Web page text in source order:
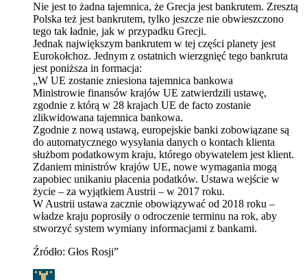
Nie jest to żadna tajemnica, że Grecja jest bankrutem. Zresztą
Polska też jest bankrutem, tylko jeszcze nie obwieszczono
tego tak ładnie, jak w przypadku Grecji.
Jednak największym bankrutem w tej części planety jest
Eurokołchoz. Jednym z ostatnich wierzgnięć tego bankruta
jest poniższa in formacja:
„W UE zostanie zniesiona tajemnica bankowa
Ministrowie finansów krajów UE zatwierdzili ustawę,
zgodnie z którą w 28 krajach UE de facto zostanie
zlikwidowana tajemnica bankowa.
Zgodnie z nową ustawą, europejskie banki zobowiązane są
do automatycznego wysyłania danych o kontach klienta
służbom podatkowym kraju, którego obywatelem jest klient.
Zdaniem ministrów krajów UE, nowe wymagania mogą
zapobiec unikaniu płacenia podatków. Ustawa wejście w
życie – za wyjątkiem Austrii – w 2017 roku.
W Austrii ustawa zacznie obowiązywać od 2018 roku –
władze kraju poprosiły o odroczenie terminu na rok, aby
stworzyć system wymiany informacjami z bankami.
Źródło: Głos Rosji”